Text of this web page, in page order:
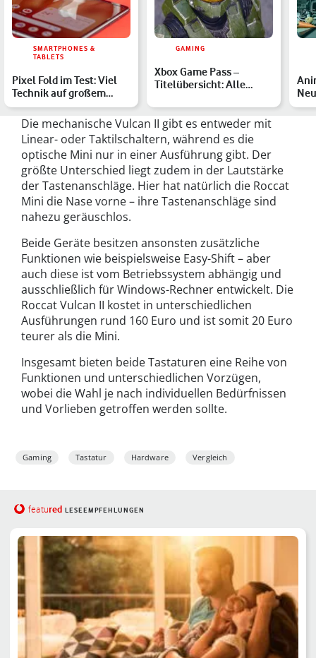
SMARTPHONES &
TABLETS
Pixel Fold im Test: Viel
Technik auf großem
Raum
GAMING
Xbox Game Pass –
Titelübersicht: Alle
März …
Die mechanische Vulcan II gibt es entweder mit
Linear- oder Taktilschaltern, während es die
optische Mini nur in einer Ausführung gibt. Der
größte Unterschied liegt zudem in der Lautstärke
der Tastenanschläge. Hier hat natürlich die Roccat
Mini die Nase vorne – ihre Tastenanschläge sind
nahezu geräuschlos.
Beide Geräte besitzen ansonsten zusätzliche
Funktionen wie beispielsweise Easy-Shift – aber
auch diese ist vom Betriebssystem abhängig und
ausschließlich für Windows-Rechner entwickelt. Die
Roccat Vulcan II kostet in unterschiedlichen
Ausführungen rund 160 Euro und ist somit 20 Euro
teurer als die Mini.
Insgesamt bieten beide Tastaturen eine Reihe von
Funktionen und unterschiedlichen Vorzügen,
wobei die Wahl je nach individuellen Bedürfnissen
und Vorlieben getroffen werden sollte.
Gaming Tastatur Hardware Vergleich
featured LESEEMPFEHLUNGEN